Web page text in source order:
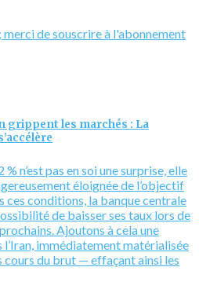
merci de souscrire à l'abonnement
grippent les marchés : La
n’est pas en soi une surprise, elle
éloignée de l’objectif
ces conditions, la banque centrale
de baisser ses taux lors de
Ajoutons à cela une
immédiatement matérialisée
cours du brut — effaçant ainsi les